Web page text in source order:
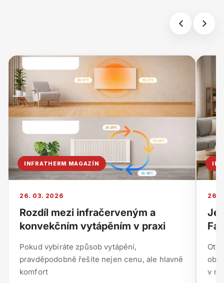
INFRATHERM MAGAZÍN
26. 03. 2026
Rozdíl mezi infračerveným a
konvekčním vytápěním v praxi
Pokud vybíráte způsob vytápění,
pravděpodobně řešíte nejen cenu, ale hlavně
komfort
26.
Je
v